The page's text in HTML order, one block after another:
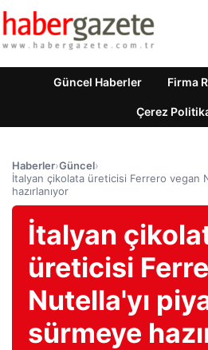
Güncel Haberler Firma
Çerez
Haberler›Güncel›
İtalyan çikolata üreticisi Ferrero vegan
hazırlanıyor
İtalyan
üreticisi
Nutella'yı
sürmeye